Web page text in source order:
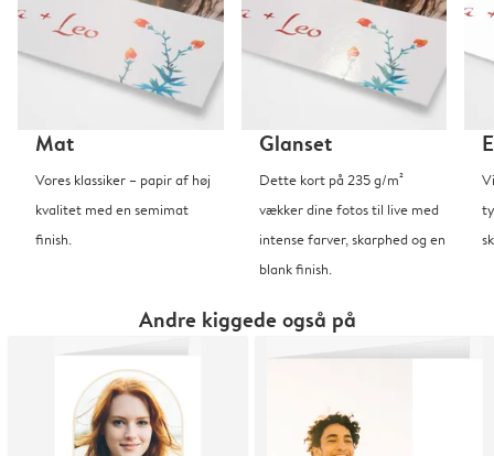
Mat
Vores klassiker – papir af høj
kvalitet med en semimat
finish.
Glanset
Dette kort på 235 g/m²
vækker dine fotos til live med
intense farver, skarphed og en
blank finish.
Andre kiggede også på